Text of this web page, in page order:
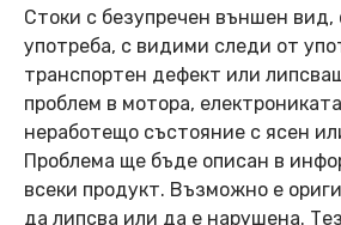
Стоки с безупречен външен вид,
употреба, с видими следи от
транспортен дефект или
проблем в мотора,
неработещо състояние с ясен
Проблема ще бъде описан в
всеки продукт. Възможно е
да липсва или да е нарушена.